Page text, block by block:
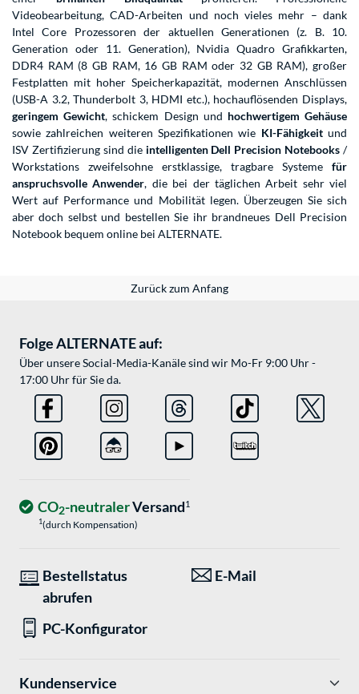
Videobearbeitung, CAD-Arbeiten und noch vieles mehr – dank
Intel Core Prozessoren der aktuellen Generationen (z. B. 10.
Generation oder 11. Generation), Nvidia Quadro Grafikkarten,
DDR4 RAM (8 GB RAM, 16 GB RAM oder 32 GB RAM), großer
Festplatten mit hoher Speicherkapazität, modernen Anschlüssen
(USB-A 3.2, Thunderbolt 3, HDMI etc.), hochauflösenden Displays,
geringem Gewicht, schickem Design und hochwertigem Gehäuse
sowie zahlreichen weiteren Spezifikationen wie KI-Fähigkeitund
ISV Zertifizierung sind die intelligenten Dell Precision Notebooks /
Workstations zweifelsohne erstklassige, tragbare Systeme für
anspruchsvolle Anwender, die bei der täglichen Arbeit sehr viel
Wert auf Performance und Mobilität legen. Überzeugen Sie sich
aber doch selbst und bestellen Sie ihr brandneues Dell Precision
Notebook bequem online bei ALTERNATE.
Zurück zum Anfang
Folge ALTERNATE auf:
Über unsere Social-Media-Kanäle sind wir Mo-Fr 9:00 Uhr -
17:00 Uhr für Sie da.
CO2-neutralerVersand1
1(durch Kompensation)
Bestellstatus
abrufen
E-Mail
PC-Konfigurator
Kundenservice